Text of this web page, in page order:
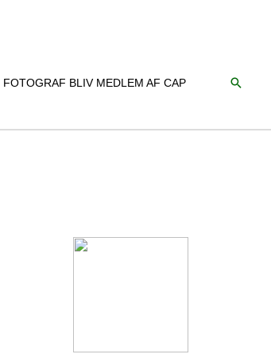
FOTOGRAF BLIV MEDLEM AF CAP Søg